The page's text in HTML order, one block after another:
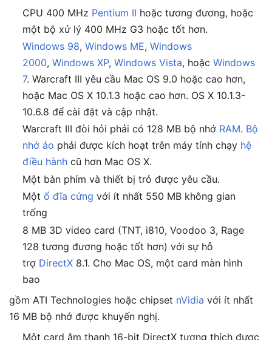
CPU 400 MHz Pentium II hoặc tương đương, hoặc
một bộ xử lý 400 MHz G3 hoặc tốt hơn.
Windows 98,Windows ME,Windows
2000,Windows XP,Windows Vista, hoặcWindows
7. Warcraft III yêu cầu Mac OS 9.0 hoặc cao hơn,
hoặc Mac OS X 10.1.3 hoặc cao hơn. OS X 10.1.3-
10.6.8 để cài đặt và cập nhật.
Warcraft III đòi hỏi phải có 128 MB bộ nhớ RAM. Bộ
nhớ ảo phải được kích hoạt trên máy tính chạy hệ
điều hành cũ hơn Mac OS X.
Một bàn phím và thiết bị trỏ được yêu cầu.
Mộtổ đĩa cứng với ít nhất 550 MB không gian
trống
8 MB 3D video card (TNT, i810, Voodoo 3, Rage
128 tương đương hoặc tốt hơn) với sự hỗ
trợ DirectX 8.1. Cho Mac OS, một card màn hình
bao
gồm ATI Technologies hoặc chipset nVidia với ít nhất
16 MB bộ nhớ được khuyến nghị.
Một card âm thanh 16-bit DirectX tương thích được